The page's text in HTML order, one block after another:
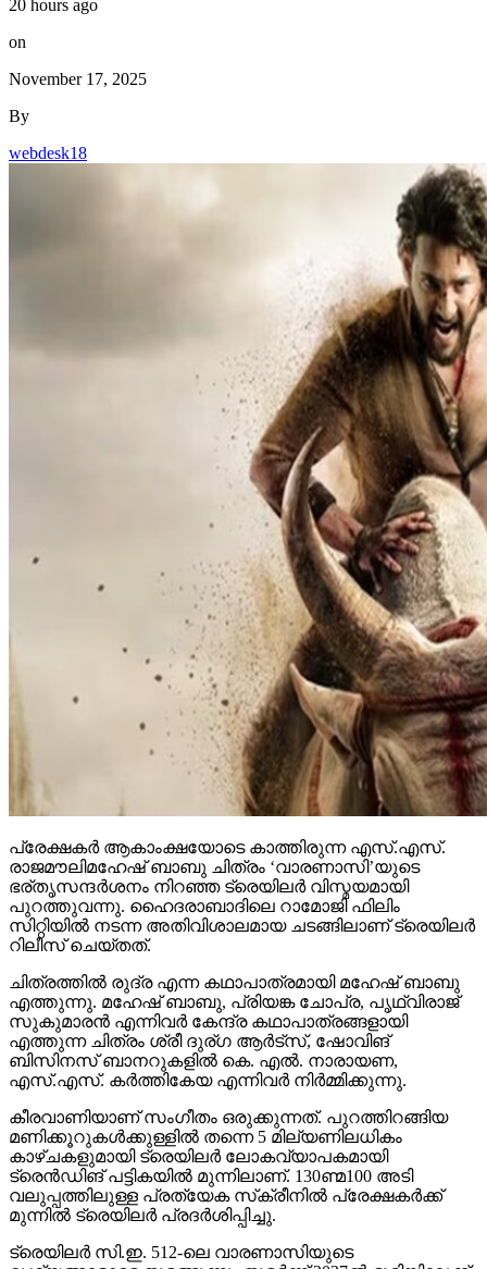
20 hours ago
on
November 17, 2025
By
webdesk18
പ്രേക്ഷകര്‍ ആകാംക്ഷയോടെ കാത്തിരുന്ന എസ്.എസ്.
രാജമൗലിമഹേഷ് ബാബു ചിത്രം ‘വാരണാസി’യുടെ
ഭര്തൃസന്ദര്‍ശനം നിറഞ്ഞ ട്രെയിലര്‍ വിസ്മയമായി
പുറത്തുവന്നു. ഹൈദരാബാദിലെ റാമോജി ഫിലിം
സിറ്റിയില്‍ നടന്ന അതിവിശാലമായ ചടങ്ങിലാണ് ട്രെയിലര്‍
റിലീസ് ചെയ്തത്.
ചിത്രത്തില്‍ രുദ്ര എന്ന കഥാപാത്രമായി മഹേഷ് ബാബു
എത്തുന്നു. മഹേഷ് ബാബു, പ്രിയങ്ക ചോപ്ര, പൃഥ്വിരാജ്
സുകുമാരന്‍ എന്നിവര്‍ കേന്ദ്ര കഥാപാത്രങ്ങളായി
എത്തുന്ന ചിത്രം ശ്രീ ദുര്ഗ ആര്‍ട്‌സ്, ഷോവിങ്
ബിസിനസ് ബാനറുകളില്‍ കെ. എല്‍. നാരായണ,
എസ്.എസ്. കര്‍ത്തികേയ എന്നിവര്‍ നിര്‍മ്മിക്കുന്നു.
കീരവാണിയാണ് സംഗീതം ഒരുക്കുന്നത്. പുറത്തിറങ്ങിയ
മണിക്കൂറുകള്‍ക്കുള്ളില്‍ തന്നെ 5 മില്യണിലധികം
കാഴ്ചകളുമായി ട്രെയിലര്‍ ലോകവ്യാപകമായി
ട്രെന്‍ഡിങ് പട്ടികയില്‍ മുന്നിലാണ്. 130ണ്മ100 അടി
വലുപ്പത്തിലുള്ള പ്രത്യേക സ്‌ക്രീനില്‍ പ്രേക്ഷകര്‍ക്ക്
മുന്നില്‍ ട്രെയിലര്‍ പ്രദര്‍ശിപ്പിച്ചു.
ട്രെയിലര്‍ സി.ഇ. 512-ലെ വാരണാസിയുടെ